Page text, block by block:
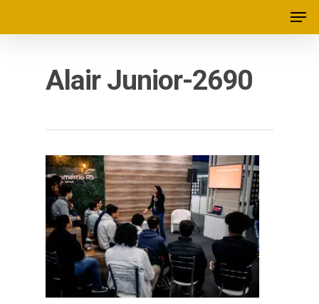
Alair Junior-2690